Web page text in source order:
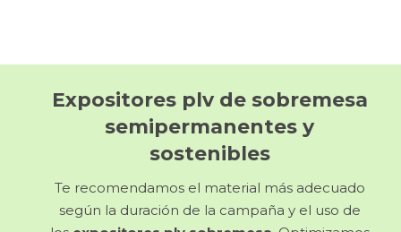
Expositores plv de sobremesa
semipermanentes y
sostenibles
Te recomendamos el material más adecuado
según la duración de la campaña y el uso de